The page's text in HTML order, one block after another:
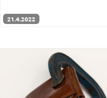
21.4.2022